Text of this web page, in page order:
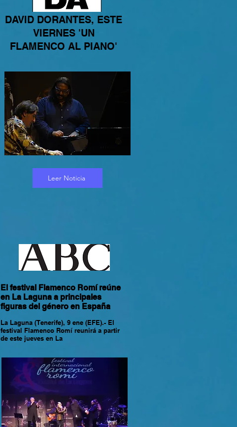
DAVID DORANTES, ESTE
VIERNES 'UN
FLAMENCO AL PIANO'
Leer Noticia
El festival Flamenco Romí reúne
en La Laguna a principales
figuras del género en España
La Laguna (Tenerife), 9 ene (EFE).- El
festival Flamenco Romí reunirá a partir
de este jueves en La